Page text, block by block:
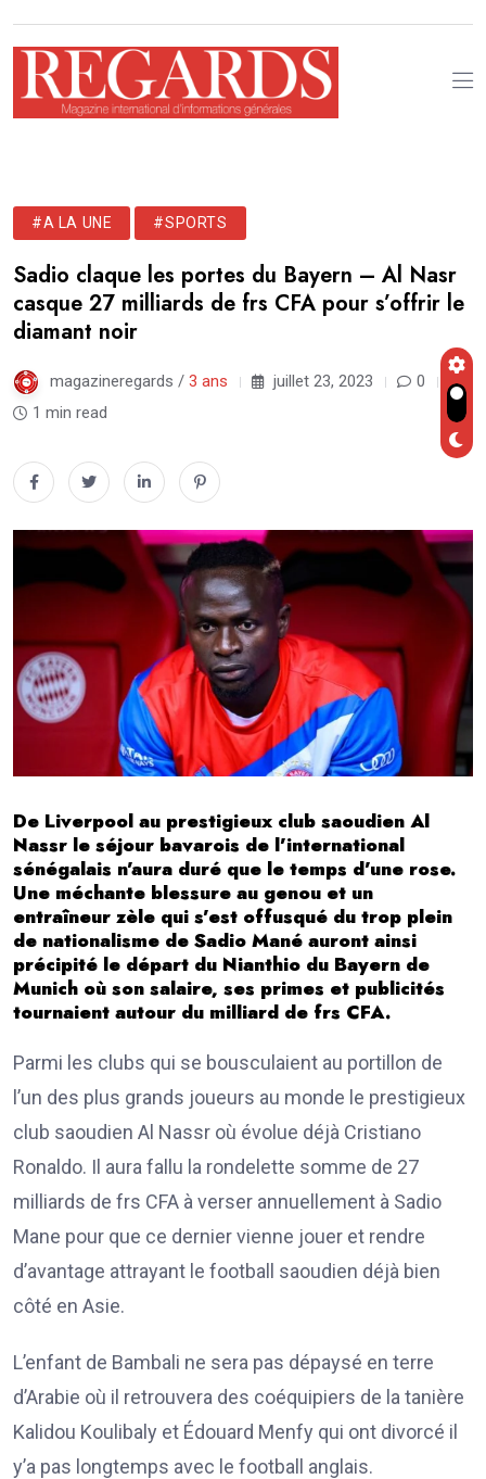
#A LA UNE #SPORTS
Sadio claque les portes du Bayern – Al Nasr
casque 27 milliards de frs CFA pour s’offrir le
diamant noir
magazineregards / 3 ans juillet 23, 2023
0
1 min read
De Liverpool au prestigieux club saoudien Al
Nassr le séjour bavarois de l’international
sénégalais n’aura duré que le temps d’une rose.
Une méchante blessure au genou et un
entraîneur zèle qui s’est offusqué du trop plein
de nationalisme de Sadio Mané auront ainsi
précipité le départ du Nianthio du Bayern de
Munich où son salaire, ses primes et publicités
tournaient autour du milliard de frs CFA.
Parmi les clubs qui se bousculaient au portillon de
l’un des plus grands joueurs au monde le prestigieux
club saoudien Al Nassr où évolue déjà Cristiano
Ronaldo. Il aura fallu la rondelette somme de 27
milliards de frs CFA à verser annuellement à Sadio
Mane pour que ce dernier vienne jouer et rendre
d’avantage attrayant le football saoudien déjà bien
côté en Asie.
L’enfant de Bambali ne sera pas dépaysé en terre
d’Arabie où il retrouvera des coéquipiers de la tanière
Kalidou Koulibaly et Édouard Menfy qui ont divorcé il
y’a pas longtemps avec le football anglais.